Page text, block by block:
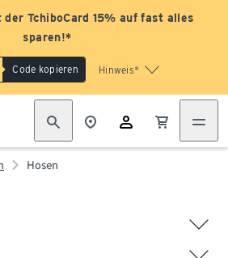
TchiboCard 15% auf fast alles
sparen!*
Code kopieren Hinweis*
Hosen